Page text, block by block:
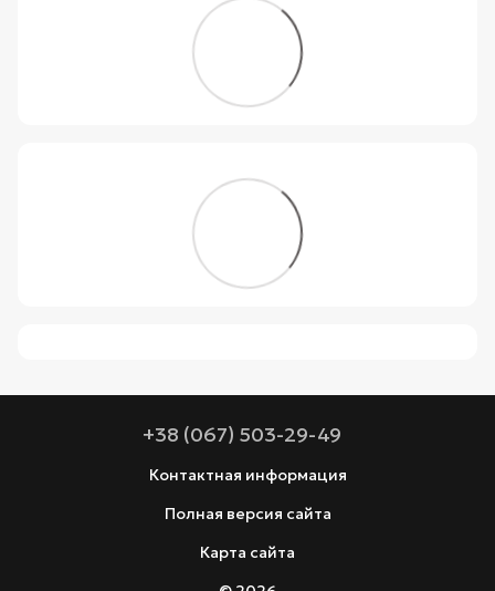
+38 (067) 503-29-49
Контактная информация
Полная версия сайта
Карта сайта